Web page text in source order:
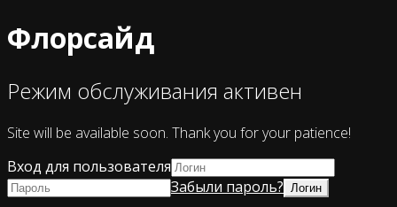
Флорсайд
Режим обслуживания активен
Site will be available soon. Thank you for your patience!
Вход для пользователя
Забыли пароль?